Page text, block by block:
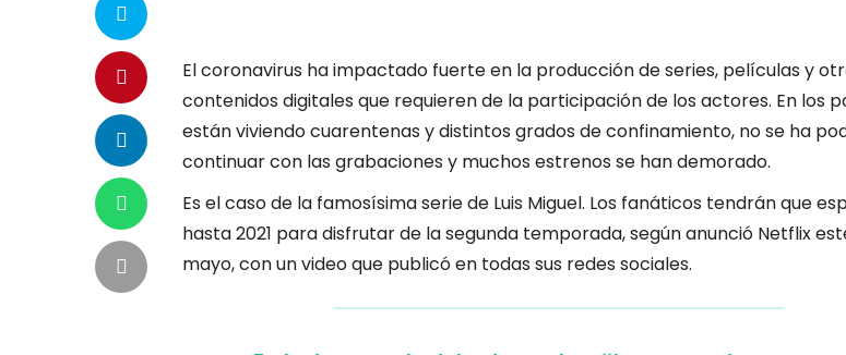
El coronavirus ha impactado fuerte en la producción de series, películas y
contenidos digitales que requieren de la participación de los actores. En los
están viviendo cuarentenas y distintos grados de confinamiento, no se ha
continuar con las grabaciones y muchos estrenos se han demorado.
Es el caso de la famosísima serie de Luis Miguel. Los fanáticos tendrán que
hasta 2021 para disfrutar de la segunda temporada, según anunció Netflix
mayo, con un video que publicó en todas sus redes sociales.